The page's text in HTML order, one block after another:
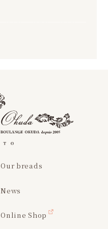
Our breads
News
Online Shop